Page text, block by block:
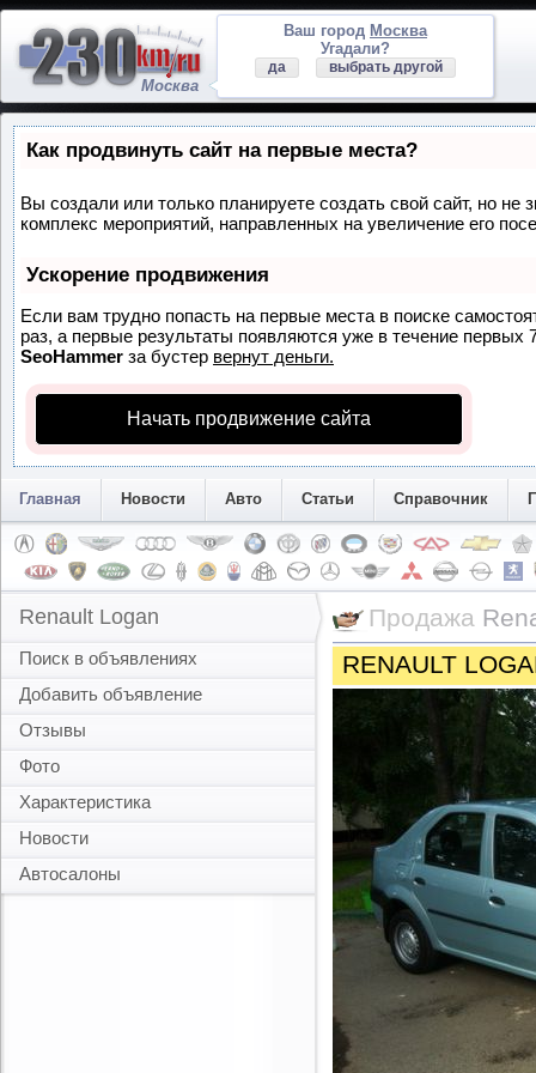
Москва
Ваш город Москва
Угадали?
да выбрать другой
Как продвинуть сайт на первые места?
Вы создали или только планируете создать свой сайт, но
комплекс мероприятий, направленных на увеличение его
Ускорение продвижения
Если вам трудно попасть на первые места в поиске
раз, а первые результаты появляются уже в течение
SeoHammer за бустер вернут деньги.
Начать продвижение сайта
Главная Новости Авто Статьи Справочник
Renault Logan
Поиск в объявлениях
Добавить объявление
Отзывы
Фото
Характеристика
Новости
Автосалоны
Продажа
RENAULT